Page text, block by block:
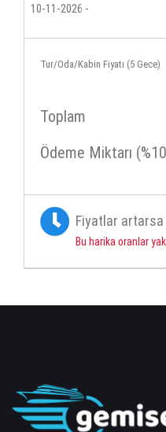
10-11-2026 -
Tur/Oda/Kabin Fiyatı (5 Gece)
Toplam
Ödeme Miktarı
Fiyatlar artarsa
Bu harika oranlar